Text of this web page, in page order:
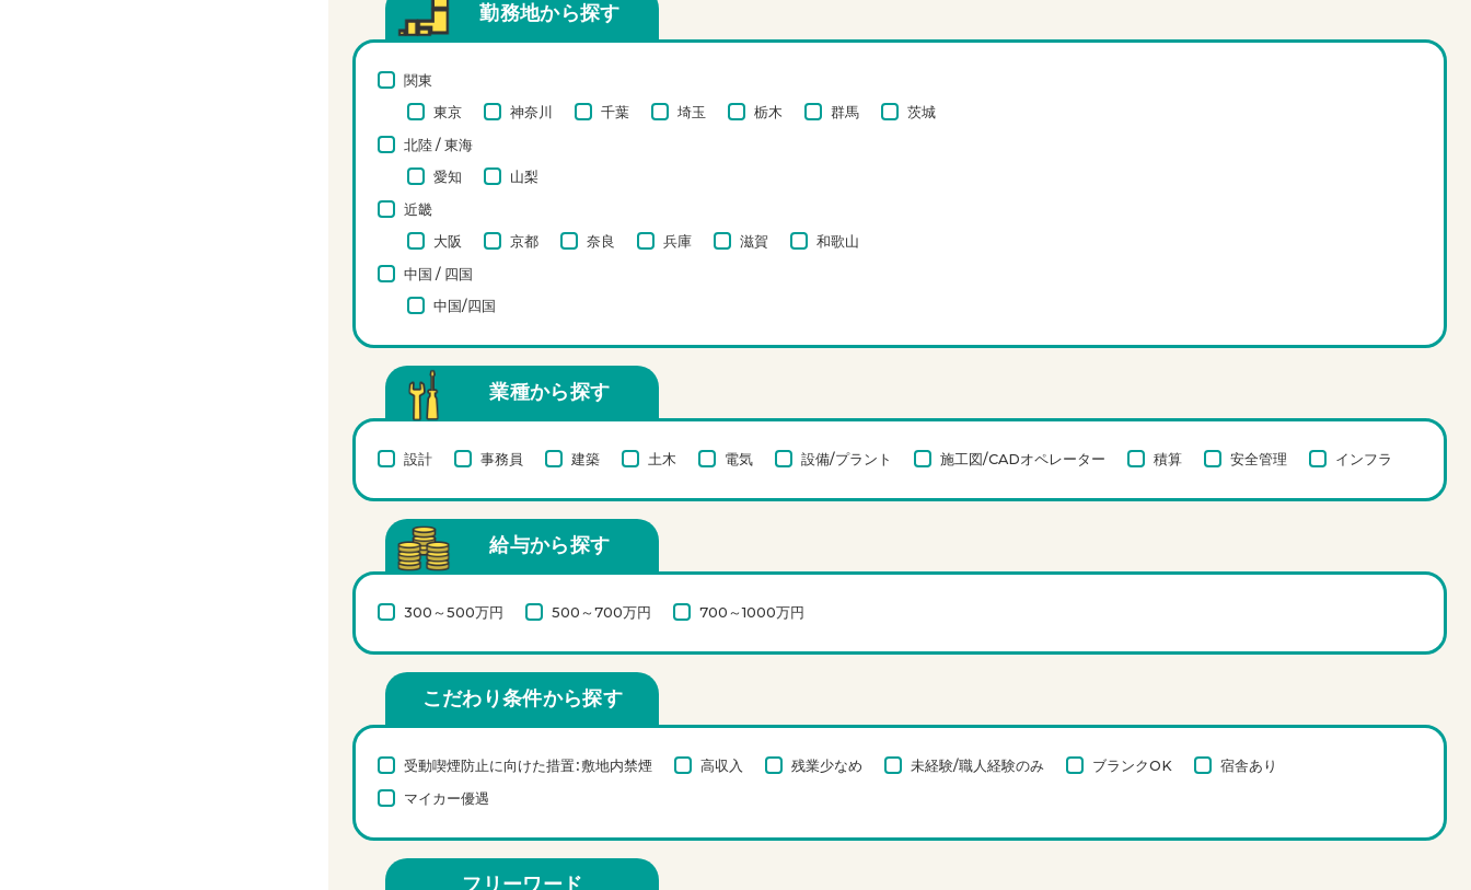
勤務地から探す
関東
東京
神奈川 千葉 埼玉 栃木 群馬
茨城
北陸 / 東海
愛知
山梨
近畿
大阪
京都 奈良 兵庫 滋賀
和歌山
中国 / 四国
中国/四国
業種から探す
設計 事務員 建築 土木 電気 設備/プラント 施工図/CADオペレーター 積算 安全管理 インフラ
給与から探す
300～500万円 500～700万円 700～1000万円
こだわり条件から探す
受動喫煙防止に向けた措置：敷地内禁煙 高収入 残業少なめ 未経験/職人経験のみ ブランクOK
宿舎あり
マイカー優遇
フリーワード